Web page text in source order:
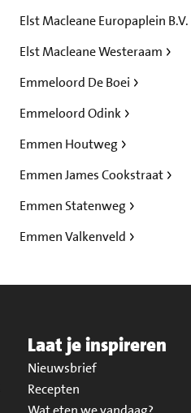
Elst Macleane Europaplein B.V.
Elst Macleane Westeraam
Emmeloord De Boei
Emmeloord Odink
Emmen Houtweg
Emmen James Cookstraat
Emmen Statenweg
Emmen Valkenveld
Laat je inspireren
Nieuwsbrief
Recepten